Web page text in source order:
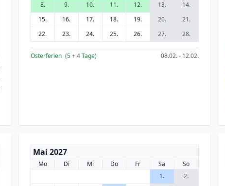
8.
9. 10. 11. 12. 13.
14.
15.
16. 17. 18. 19. 20.
21.
22.
23. 24. 25. 26. 27. 28.
Osterferien (5+ 4Tage) 08.02. - 12.02.
Mai 2027
Mo Di Mi Do Fr Sa
So
1.
2.